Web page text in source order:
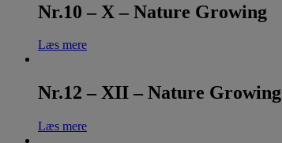
Nr.10 – X – Nature Growing
Læs mere
Nr.12 – XII – Nature Growing
Læs mere